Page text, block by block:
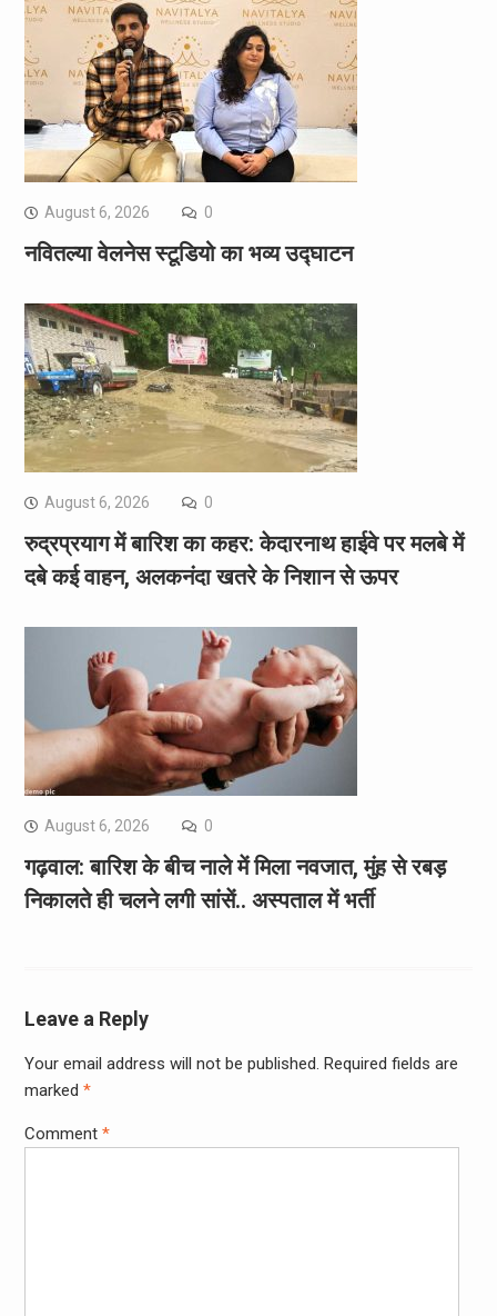
August 6, 2026 0
नवितल्या वेलनेस स्टूडियो का भव्य उद्घाटन
August 6, 2026 0
रुद्रप्रयाग में बारिश का कहर: केदारनाथ हाईवे पर मलबे में
दबे कई वाहन, अलकनंदा खतरे के निशान से ऊपर
August 6, 2026 0
गढ़वाल: बारिश के बीच नाले में मिला नवजात, मुंह से रबड़
निकालते ही चलने लगी सांसें.. अस्पताल में भर्ती
Leave a Reply
Your email address will not be published. Required fields are
marked *
Comment *